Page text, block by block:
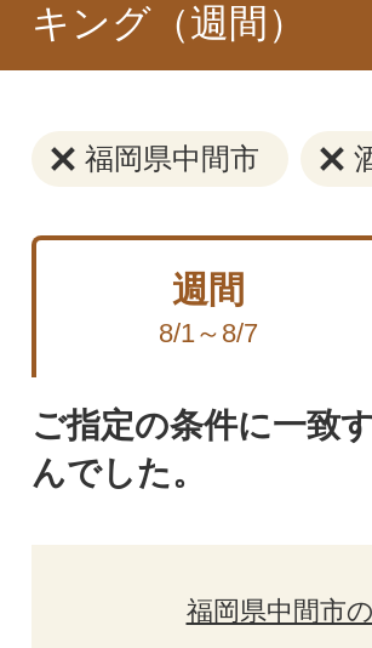
キング（週間）
福岡県中間市
週間
8/1～8/7
ご指定の条件に一致
んでした。
福岡県中間市